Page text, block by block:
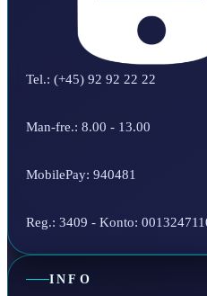
Tel.: (+45) 92 92 22 22
Man-fre.: 8.00 - 13.00
MobilePay: 940481
Reg.: 3409 - Konto:
INFO